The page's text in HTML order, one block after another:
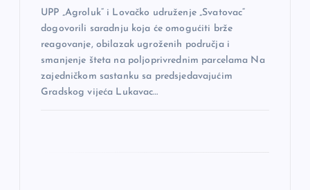
UPP „Agroluk“ i Lovačko udruženje „Svatovac“
dogovorili saradnju koja će omogućiti brže
reagovanje, obilazak ugroženih područja i
smanjenje šteta na poljoprivrednim parcelama Na
zajedničkom sastanku sa predsjedavajućim
Gradskog vijeća Lukavac…